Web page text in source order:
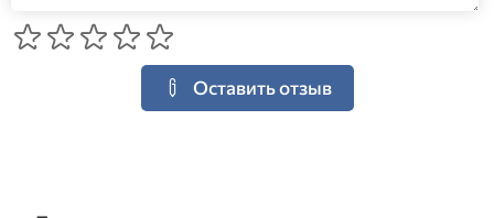
Оставить отзыв